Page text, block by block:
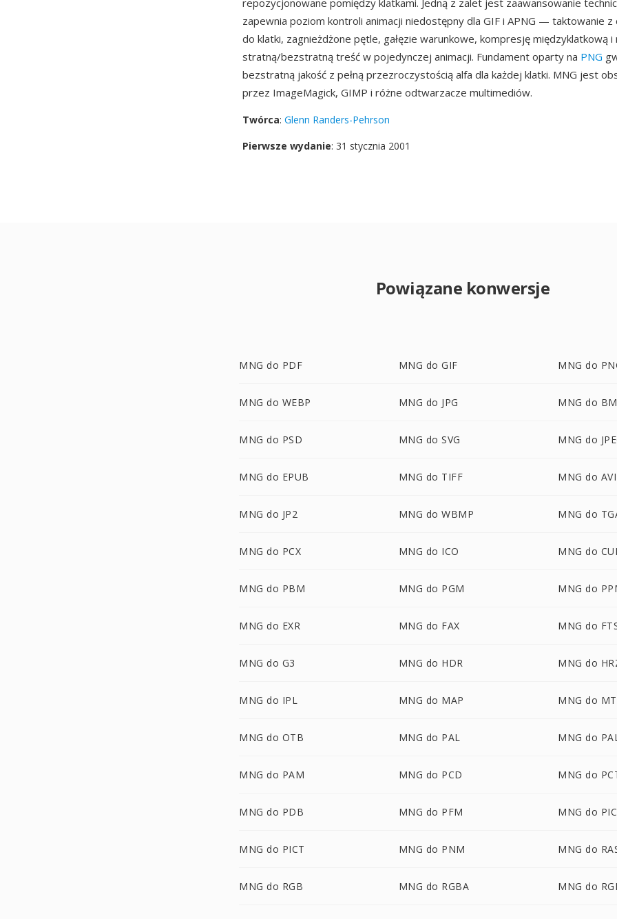
repozycjonowane pomiędzy klatkami. Jedną z zalet jest zaawansowanie
zapewnia poziom kontroli animacji niedostępny dla GIF i APNG — taktowanie z
do klatki, zagnieżdżone pętle, gałęzie warunkowe, kompresję międzyklatkową i
stratną/bezstratną treść w pojedynczej animacji. Fundament oparty na PNG
bezstratną jakość z pełną przezroczystością alfa dla każdej klatki. MNG jest
przez ImageMagick, GIMP i różne odtwarzacze multimediów.
Twórca: Glenn Randers-Pehrson
Pierwsze wydanie: 31 stycznia 2001
Powiązane konwersje
MNG do PDF MNG do GIF MNG do
MNG do WEBP MNG do JPG MNG do
MNG do PSD MNG do SVG MNG do
MNG do EPUB MNG do TIFF MNG do
MNG do JP2 MNG do WBMP MNG do
MNG do PCX MNG do ICO MNG do
MNG do PBM MNG do PGM MNG do
MNG do EXR MNG do FAX MNG do
MNG do G3 MNG do HDR MNG do
MNG do IPL MNG do MAP MNG do
MNG do OTB MNG do PAL MNG do
MNG do PAM MNG do PCD MNG do
MNG do PDB MNG do PFM MNG do
MNG do PICT MNG do PNM MNG do
MNG do RGB MNG do RGBA MNG do